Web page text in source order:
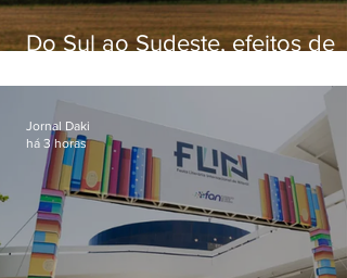
Do Sul ao Sudeste, efeitos de
apreensão na população
Jornal Daki
há 3 horas